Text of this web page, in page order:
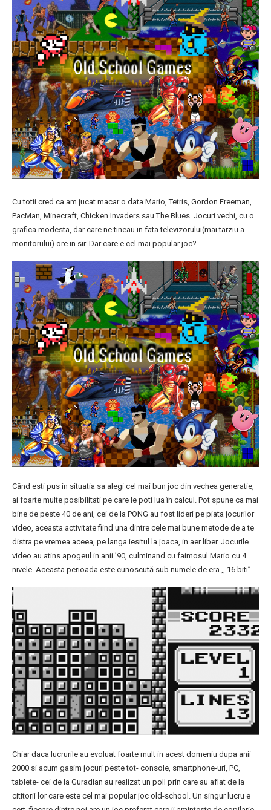
Cu totii cred ca am jucat macar o data Mario, Tetris, Gordon Freeman,
PacMan, Minecraft, Chicken Invaders sau The Blues. Jocuri vechi, cu o
grafica modesta, dar care ne tineau in fata televizorului(mai tarziu a
monitorului) ore in sir. Dar care e cel mai popular joc?
Când esti pus in situatia sa alegi cel mai bun joc din vechea generatie,
ai foarte multe posibilitati pe care le poti lua în calcul. Pot spune ca mai
bine de peste 40 de ani, cei de la PONG au fost lideri pe piata jocurilor
video, aceasta activitate fiind una dintre cele mai bune metode de a te
distra pe vremea aceea, pe langa iesitul la joaca, in aer liber. Jocurile
video au atins apogeul in anii ’90, culminand cu faimosul Mario cu 4
nivele. Aceasta perioada este cunoscută sub numele de era ,, 16 biti”.
Chiar daca lucrurile au evoluat foarte mult in acest domeniu dupa anii
2000 si acum gasim jocuri peste tot- console, smartphone-uri, PC,
tablete- cei de la Guradian au realizat un poll prin care au aflat de la
cititorii lor care este cel mai popular joc old-school. Un singur lucru e